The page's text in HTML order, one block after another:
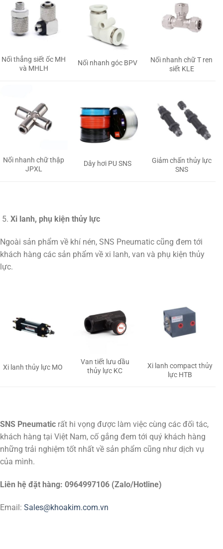
Nối thẳng siết ốc MH
và MHLH
Nối nhanh góc BPV
Nối nhanh chữ T ren
siết KLE
Nối nhanh chữ thập
JPXL
Dây hơi PU SNS
Giảm chấn thủy lực
SNS
Xi lanh, phụ kiện thủy lực
Ngoài sản phẩm về khí nén, SNS Pneumatic cũng đem tới
khách hàng các sản phẩm về xi lanh, van và phụ kiện thủy
lực.
Xi lanh thủy lực MO
Van tiết lưu dầu
thủy lực KC
Xi lanh compact thủy
lực HTB
SNS Pneumatic rất hi vọng được làm việc cùng các đối tác,
khách hàng tại Việt Nam, cố gắng đem tới quý khách hàng
những trải nghiệm tốt nhất về sản phẩm cũng như dịch vụ
của mình.
Liên hệ đặt hàng: 0964997106 (Zalo/Hotline)
Email: Sales@khoakim.com.vn